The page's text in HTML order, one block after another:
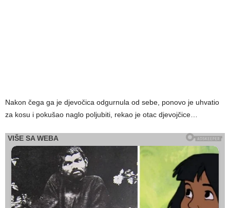
Nakon čega ga je djevočica odgurnula od sebe, ponovo je uhvatio
za kosu i pokušao naglo poljubiti, rekao je otac djevojčice…